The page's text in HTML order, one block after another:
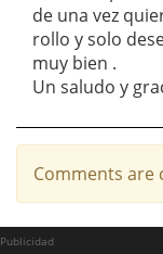
de una vez
rollo y solo
muy bien .
Un saludo y
Comments are
Publicidad